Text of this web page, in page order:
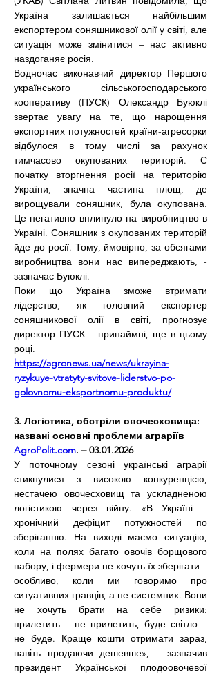
Україна залишається найбільшим
експортером соняшникової олії у світі, але
ситуація може змінитися – нас активно
наздоганяє росія.
Водночас виконавчий директор Першого
українського сільськогосподарського
кооперативу (ПУСК) Олександр Буюклі
звертає увагу на те, що нарощення
експортних потужностей країни-агресорки
відбулося в тому числі за рахунок
тимчасово окупованих територій. С
початку вторгнення росії на територію
України, значна частина площ, де
вирощували соняшник, була окупована.
Це негативно вплинуло на виробництво в
Україні. Соняшник з окупованих територій
йде до росії. Тому, ймовірно, за обсягами
виробництва вони нас випереджають, -
зазначає Буюклі.
Поки що Україна зможе втримати
лідерство, як головний експортер
соняшникової олії в світі, прогнозує
директор ПУСК – принаймні, ще в цьому
році.
https://agronews.ua/news/ukrayina-
ryzykuye-vtratyty-svitove-liderstvo-po-
golovnomu-eksportnomu-produktu/
3. Логістика, обстріли овочесховища:
названі основні проблеми аграріїв
AgroPolit.com. – 03.01.2026
У поточному сезоні українські аграрії
стикнулися з високою конкуренцією,
нестачею овочесховищ та ускладненою
логістикою через війну. «В Україні –
хронічний дефіцит потужностей по
зберіганню. На виході маємо ситуацію,
коли на полях багато овочів борщового
набору, і фермери не хочуть їх зберігати –
особливо, коли ми говоримо про
ситуативних гравців, а не системних. Вони
не хочуть брати на себе ризики:
прилетить – не прилетить, буде світло –
не буде. Краще кошти отримати зараз,
навіть продаючи дешевше», – зазначив
президент Української плодоовочевої